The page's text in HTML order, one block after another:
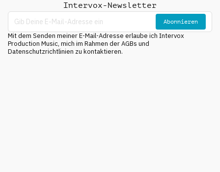
Intervox-Newsletter
Abonnieren
Mit dem Senden meiner E-Mail-Adresse erlaube ich Intervox
Production Music, mich im Rahmen der AGBs und
Datenschutzrichtlinien zu kontaktieren.